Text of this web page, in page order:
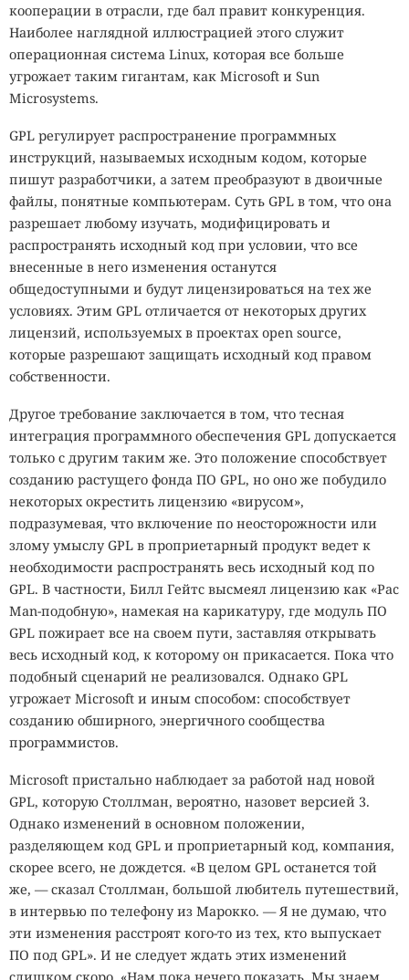
кооперации в отрасли, где бал правит конкуренция.
Наиболее наглядной иллюстрацией этого служит
операционная система Linux, которая все больше
угрожает таким гигантам, как Microsoft и Sun
Microsystems.
GPL регулирует распространение программных
инструкций, называемых исходным кодом, которые
пишут разработчики, а затем преобразуют в двоичные
файлы, понятные компьютерам. Суть GPL в том, что она
разрешает любому изучать, модифицировать и
распространять исходный код при условии, что все
внесенные в него изменения останутся
общедоступными и будут лицензироваться на тех же
условиях. Этим GPL отличается от некоторых других
лицензий, используемых в проектах open source,
которые разрешают защищать исходный код правом
собственности.
Другое требование заключается в том, что тесная
интеграция программного обеспечения GPL допускается
только с другим таким же. Это положение способствует
созданию растущего фонда ПО GPL, но оно же побудило
некоторых окрестить лицензию «вирусом»,
подразумевая, что включение по неосторожности или
злому умыслу GPL в проприетарный продукт ведет к
необходимости распространять весь исходный код по
GPL. В частности, Билл Гейтс высмеял лицензию как «Pac
Man-подобную», намекая на карикатуру, где модуль ПО
GPL пожирает все на своем пути, заставляя открывать
весь исходный код, к которому он прикасается. Пока что
подобный сценарий не реализовался. Однако GPL
угрожает Microsoft и иным способом: способствует
созданию обширного, энергичного сообщества
программистов.
Microsoft пристально наблюдает за работой над новой
GPL, которую Столлман, вероятно, назовет версией 3.
Однако изменений в основном положении,
разделяющем код GPL и проприетарный код, компания,
скорее всего, не дождется. «В целом GPL останется той
же, — сказал Столлман, большой любитель путешествий,
в интервью по телефону из Марокко. — Я не думаю, что
эти изменения расстроят кого-то из тех, кто выпускает
ПО под GPL». И не следует ждать этих изменений